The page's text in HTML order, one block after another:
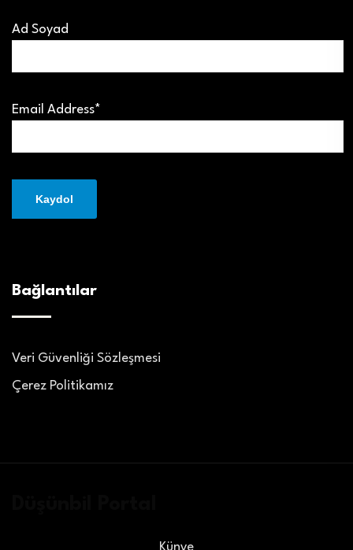
Ad Soyad
Email Address*
Bağlantılar
Veri Güvenliği Sözleşmesi
Çerez Politikamız